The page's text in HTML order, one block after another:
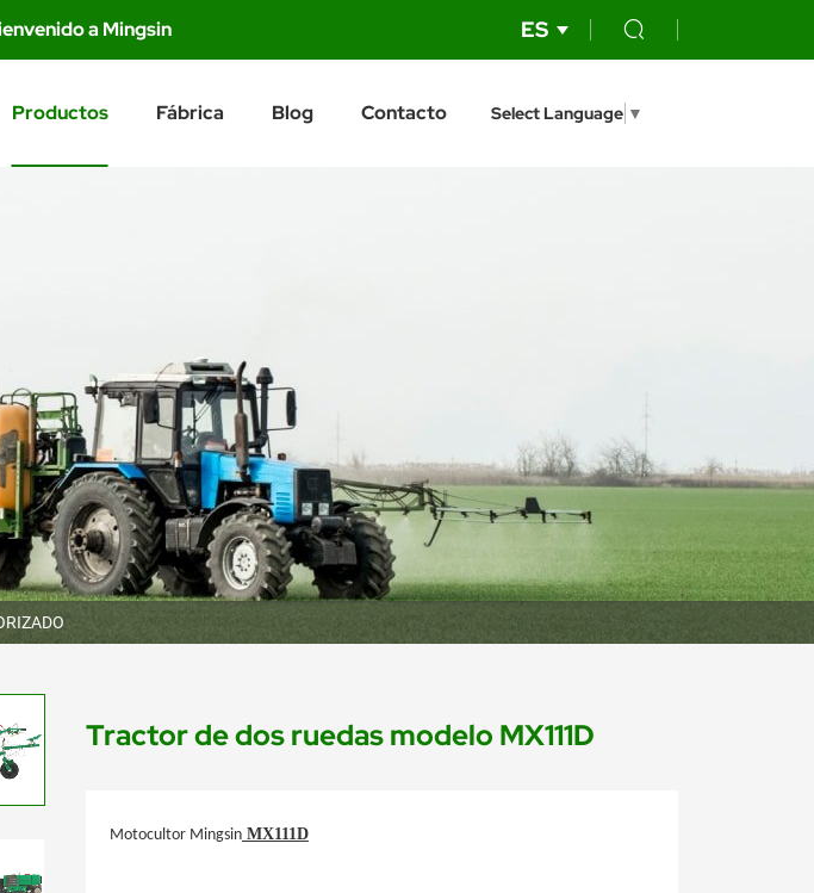
a Mingsin ES
Productos Fábrica Blog Contacto Select Language ▼
Tractor de dos ruedas modelo MX111D
Motocultor MingsinMX111D